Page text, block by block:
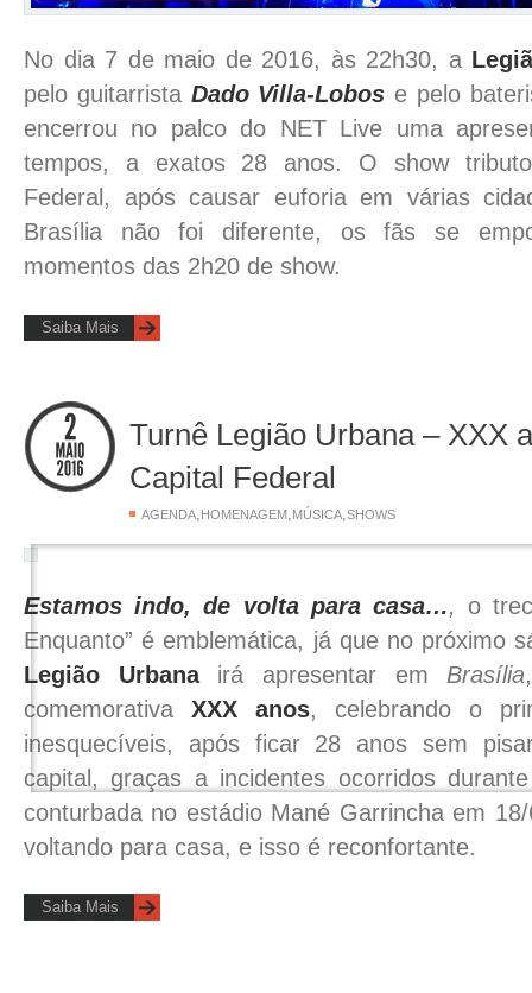
No dia 7 de maio de 2016, às 22h30, a
pelo guitarrista Dado Villa-Lobos e pelo
encerrou no palco do NET Live uma
tempos, a exatos 28 anos. O show
Federal, após causar euforia em várias
Brasília não foi diferente, os fãs se
momentos das 2h20 de show.
Saiba Mais
Turnê Legião Urbana – XXX
Capital Federal
AGENDA HOMENAGEM MÚSICA SHOWS
Estamos indo, de volta para casa…,
o
Enquanto” é emblemática, já que no próximo
Legião Urbanairá apresentar em Brasília
comemorativa XXX anos, celebrando o
inesquecíveis, após ficar 28 anos sem
capital, graças a incidentes ocorridos
conturbada no estádio Mané Garrincha em
voltando para casa, e isso é reconfortante.
Saiba Mais